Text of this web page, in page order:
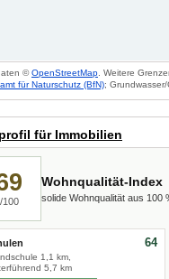
©OpenStreetMap . Weitere
für Naturschutz (BfN);
für Immobilien
/100
Wohnqualität-Index
solide Wohnqualität aus 100
1,1 km,
5,7 km
64